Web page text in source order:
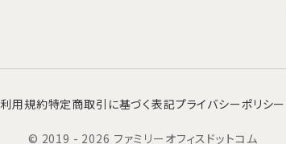
利用規約特定商取引に基づく表記プライバシーポリシー
© 2019 - 2026 ファミリーオフィスドットコム